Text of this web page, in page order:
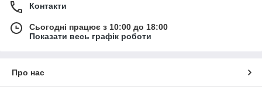
Контакти
Сьогодні працює з 10:00 до 18:00
Показати весь графік роботи
Про нас